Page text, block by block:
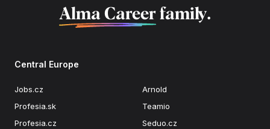
Alma Career family.
Central Europe
Jobs.cz
Profesia.sk
Profesia.cz
Arnold
Teamio
Seduo.cz